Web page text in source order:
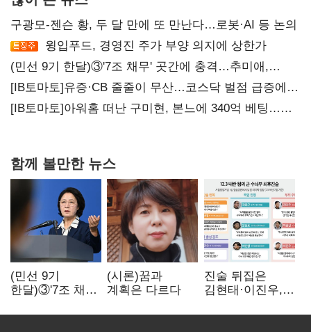
구광모-젠슨 황, 두 달 만에 또 만난다…로봇·AI 등 논의
윙입푸드, 경영진 주가 부양 의지에 상한가
(민선 9기 한달)③'7조 채무' 곳간에 충격…추미애,
20년만에 '비상재정' 선언 승부수
[IB토마토]유증·CB 줄줄이 무산…코스닥 벌점 급증에
상폐 압박
[IB토마토]아워홈 떠난 구미현, 본느에 340억 베팅…
함께 볼만한 뉴스
(민선 9기
한달)③'7조 채무'
추미애, 20년만에
(시론)꿈과
계획은 다르다
진술 뒤집은
김현태·이진우,
헌신"…법정서